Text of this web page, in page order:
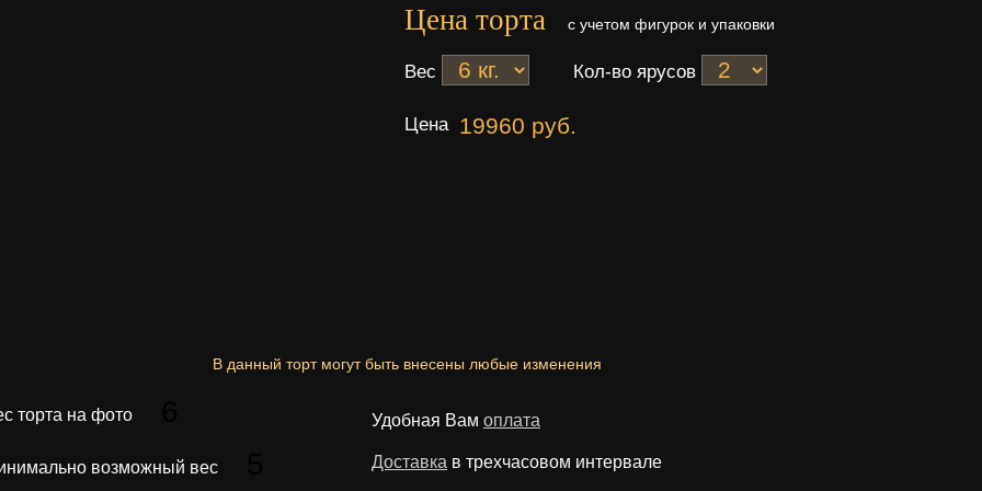
Цена торта с учетом фигурок и упаковки
Вес Кол-во ярусов
Цена 19960 руб.
В данный торт могут быть внесены любые изменения
торта на фото
возможный вес
Удобная Вам оплата
Доставка в трехчасовом интервале